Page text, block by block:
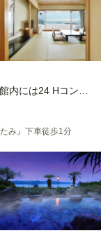
内には24 Hコンビ
み』下車徒歩1分